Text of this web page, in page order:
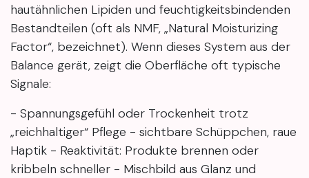
hautähnlichen Lipiden und feuchtigkeitsbindenden
Bestandteilen (oft als NMF, „Natural Moisturizing
Factor“, bezeichnet). Wenn dieses System aus der
Balance gerät, zeigt die Oberfläche oft typische
Signale:
- Spannungsgefühl oder Trockenheit trotz
„reichhaltiger“ Pflege - sichtbare Schüppchen, raue
Haptik - Reaktivität: Produkte brennen oder
kribbeln schneller - Mischbild aus Glanz und